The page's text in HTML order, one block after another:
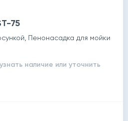
75
Пенонасадка для мойки
наличие или уточнить